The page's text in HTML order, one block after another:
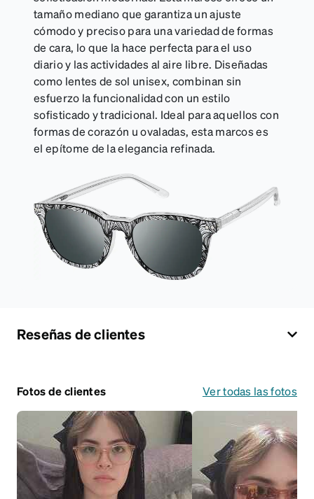
tamaño mediano que garantiza un ajuste
cómodo y preciso para una variedad de formas
de cara, lo que la hace perfecta para el uso
diario y las actividades al aire libre. Diseñadas
como lentes de sol unisex, combinan sin
esfuerzo la funcionalidad con un estilo
sofisticado y tradicional. Ideal para aquellos con
formas de corazón u ovaladas, esta marcos es
el epítome de la elegancia refinada.
Reseñas de clientes
Fotos de clientes Ver todas las fotos